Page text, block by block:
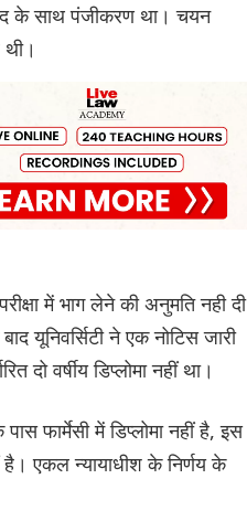
के साथ पंजीकरण था। चयन
थी।
में भाग लेने की अनुमति नही दी
यूनिवर्सिटी ने एक नोटिस जारी
दो वर्षीय डिप्लोमा नहीं था।
फार्मेसी में डिप्लोमा नहीं है, इस
है। एकल न्यायाधीश के निर्णय के